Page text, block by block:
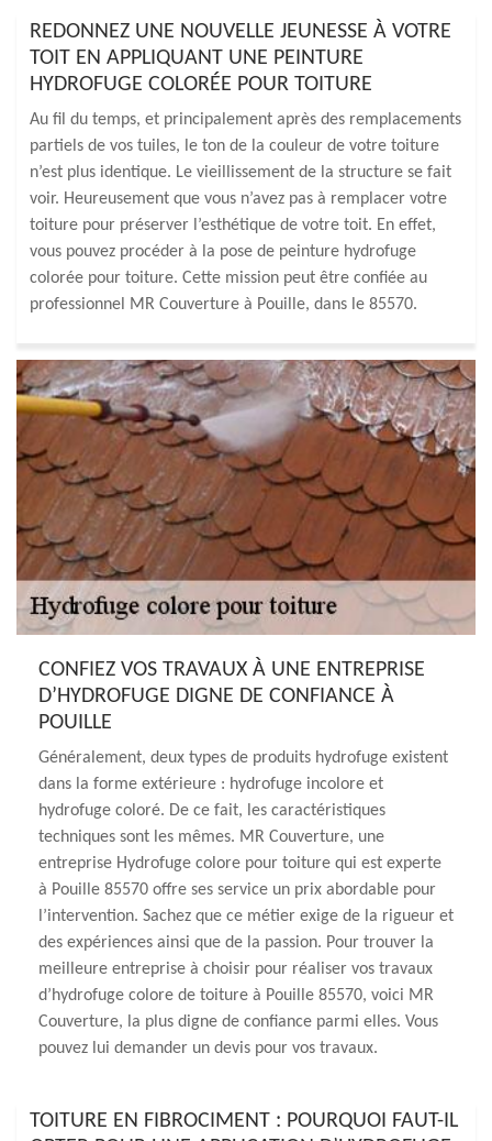
REDONNEZ UNE NOUVELLE JEUNESSE À VOTRE
TOIT EN APPLIQUANT UNE PEINTURE
HYDROFUGE COLORÉE POUR TOITURE
Au fil du temps, et principalement après des remplacements
partiels de vos tuiles, le ton de la couleur de votre toiture
n’est plus identique. Le vieillissement de la structure se fait
voir. Heureusement que vous n’avez pas à remplacer votre
toiture pour préserver l’esthétique de votre toit. En effet,
vous pouvez procéder à la pose de peinture hydrofuge
colorée pour toiture. Cette mission peut être confiée au
professionnel MR Couverture à Pouille, dans le 85570.
CONFIEZ VOS TRAVAUX À UNE ENTREPRISE
D’HYDROFUGE DIGNE DE CONFIANCE À
POUILLE
Généralement, deux types de produits hydrofuge existent
dans la forme extérieure : hydrofuge incolore et
hydrofuge coloré. De ce fait, les caractéristiques
techniques sont les mêmes. MR Couverture, une
entreprise Hydrofuge colore pour toiture qui est experte
à Pouille 85570 offre ses service un prix abordable pour
l’intervention. Sachez que ce métier exige de la rigueur et
des expériences ainsi que de la passion. Pour trouver la
meilleure entreprise à choisir pour réaliser vos travaux
d’hydrofuge colore de toiture à Pouille 85570, voici MR
Couverture, la plus digne de confiance parmi elles. Vous
pouvez lui demander un devis pour vos travaux.
TOITURE EN FIBROCIMENT : POURQUOI FAUT-IL